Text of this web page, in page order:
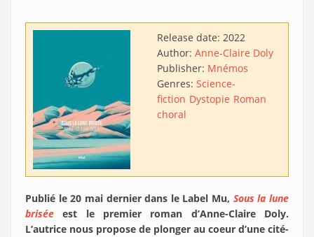
Release date: 2022
Author: Anne-Claire Doly
Publisher: Mnémos
Genres: Science-
fiction Dystopie Roman
choral
Publié le 20 mai dernier dans le Label Mu, Sous la lune
brisée est le premier roman d’Anne-Claire Doly.
L’autrice nous propose de plonger au coeur d’une cité-